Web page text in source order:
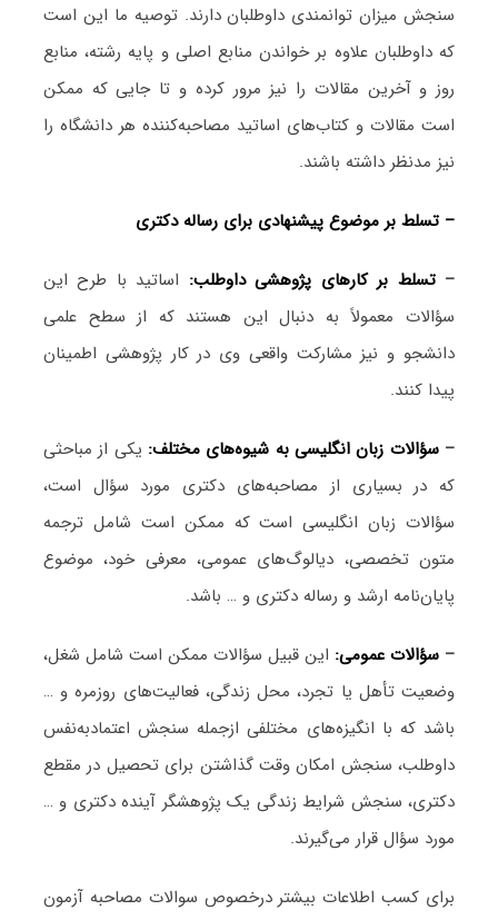
سنجش میزان توانمندی داوطلبان دارند. توصیه ما این است
که داوطلبان علاوه بر خواندن منابع اصلی و پایه رشته، منابع
روز و آخرین مقالات را نیز مرور کرده و تا جایی که ممکن
است مقالات و کتاب‌های اساتید مصاحبه‌کننده هر دانشگاه را
نیز مدنظر داشته باشند.
– تسلط بر موضوع پیشنهادی برای رساله دکتری
–تسلط بر کارهای پژوهشی داوطلب: اساتید با طرح این
سؤالات معمولاً به دنبال این هستند که از سطح علمی
دانشجو و نیز مشارکت واقعی وی در کار پژوهشی اطمینان
پیدا کنند.
– سؤالات زبان انگلیسی به شیوه‌های مختلف: یکی از مباحثی
که در بسیاری از مصاحبه‌های دکتری مورد سؤال است،
سؤالات زبان انگلیسی است که ممکن است شامل ترجمه
متون تخصصی، دیالوگ‌های عمومی، معرفی خود، موضوع
پایان‌نامه ارشد و رساله دکتری و … باشد.
– سؤالات عمومی: این قبیل سؤالات ممکن است شامل شغل،
وضعیت تأهل یا تجرد، محل زندگی، فعالیت‌های روزمره و …
باشد که با انگیزه‌های مختلفی ازجمله سنجش اعتمادبه‌نفس
داوطلب، سنجش امکان وقت گذاشتن برای تحصیل در مقطع
دکتری، سنجش شرایط زندگی یک پژوهشگر آینده دکتری و …
مورد سؤال قرار می‌گیرند.
برای کسب اطلاعات بیشتر درخصوص سوالات مصاحبه آزمون